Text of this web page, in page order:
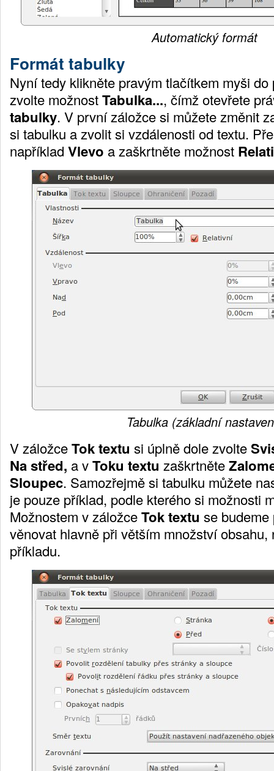
Automatický formát
Formát tabulky
Nyní tedy klikněte pravým tlačítkem myši do
zvolte možnostTabulka..., čímž otevřete
tabulky. V první záložce si můžete změnit
si tabulku a zvolit si vzdálenosti od textu.
například Vlevo a zaškrtněte možnost
Tabulka (základní
V záložceTok textu si úplně dole zvolte
Na střed, a vToku textu zaškrtněte
Sloupec. Samozřejmě si tabulku můžete
je pouze příklad, podle kterého si možnosti
Možnostem v záložceTok textu se budeme
věnovat hlavně při větším množství obsahu,
příkladu.